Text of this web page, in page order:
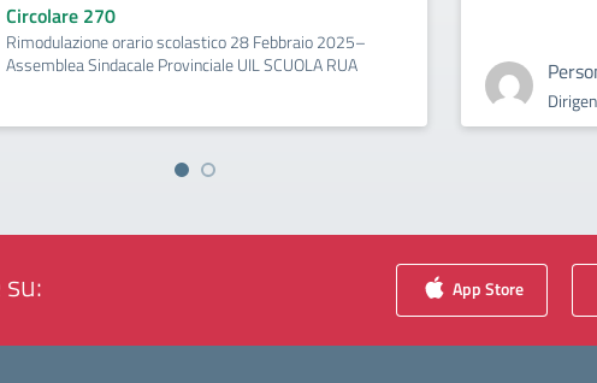
Circolare 270
Rimodulazione orario scolastico 28 Febbraio 2025–
Assemblea Sindacale Provinciale UIL SCUOLA RUA
App Store